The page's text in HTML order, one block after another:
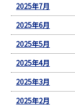
2025年7月
2025年6月
2025年5月
2025年4月
2025年3月
2025年2月